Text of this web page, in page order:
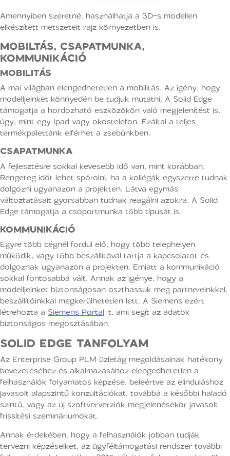
Amennyiben szeretné, használhatja a 3D-s modellen
elkészített metszeteit rajz környezetben is.
MOBILTÁS, CSAPATMUNKA,
KOMMUNIKÁCIÓ
MOBILITÁS
A mai világban elengedhetetlen a mobilitás. Az igény, hogy
modelljeinket könnyedén be tudjuk mutatni. A Solid Edge
támogatja a hordozható eszközökön való megjelenítést is,
úgy, mint egy Ipad vagy okostelefon. Ezáltal a teljes
termékpalettánk elférhet a zsebünkben.
CSAPATMUNKA
A fejlesztésre sokkal kevesebb idő van, mint korábban.
Rengeteg időt lehet spórolni, ha a kollégák egyszerre tudnak
dolgozni ugyanazon a projekten. Látva egymás
változtatásait gyorsabban tudnak reagálni azokra. A Solid
Edge támogatja a csoportmunka több típusát is.
KOMMUNIKÁCIÓ
Egyre több cégnél fordul elő, hogy több telephelyen
működik, vagy több beszállítóval tartja a kapcsolatot és
dolgoznak ugyanazon a projekten. Emiatt a kommunikáció
sokkal fontosabbá vált. Annak az igénye, hogy a
modelljeinket biztonságosan oszthassuk meg partnereinkkel,
beszállítóinkkal megkerülhetetlen lett. A Siemens ezért
létrehozta a Siemens Portal-t, ami segít az adatok
biztonságos megosztásában.
SOLID EDGE TANFOLYAM
Az Enterprise Group PLM üzletág megoldásainak hatékony
bevezetéséhez és alkalmazásához elengedhetetlen a
felhasználók folyamatos képzése, beleértve az elinduláshoz
javasolt alapszintű konzultációkat, továbbá a későbbi haladó
szintű, vagy az új szoftververziók megjelenésekor javasolt
frissítési szemináriumokat.
Annak érdekében, hogy a felhasználók jobban tudják
tervezni képzéseiket, az ügyféltámogatási rendszer további